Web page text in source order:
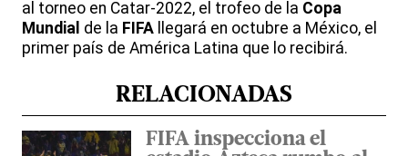
al torneo en Catar-2022, el trofeo de la Copa
Mundial de la FIFA llegará en octubre a México, el
primer país de América Latina que lo recibirá.
RELACIONADAS
FIFA inspecciona el